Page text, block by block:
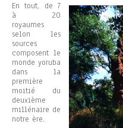
En tout, de 7
à 20
royaumes
selon les
sources
composent le
monde yoruba
dans la
première
moitié du
deuxième
millénaire de
notre ère.